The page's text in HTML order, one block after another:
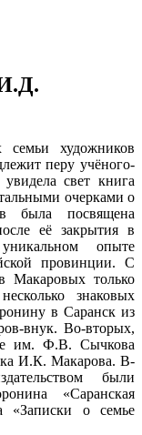
художников
перу учёного-
свет книга
очерками о
была посвящена
её закрытия в
опыте
провинции. С
Макаровых только
знаковых
в Саранск из
внук. Во-вторых,
им. Ф.В. Сычкова
И.К. Макарова. В-
были
«Саранская
о семье